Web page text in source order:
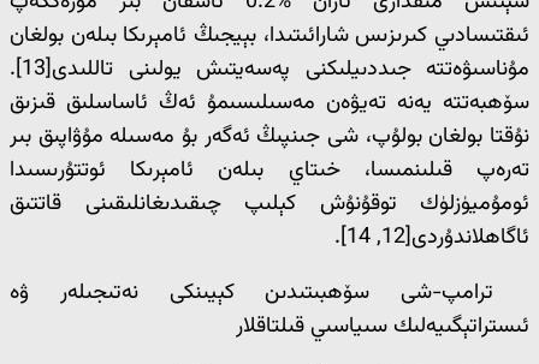
ئىقتىسادىي كىرىزىس شارائىتىدا، بېيجىڭ ئامېرىكا بىلەن بولغان
مۇناسىۋەتتە جىددىيلىكنى پەسەيتىش يولىنى تاللىدى[13].
سۆھبەتتە يەنە تەيۋەن مەسىلىسىمۇ ئەڭ ئاساسلىق قىزىق
نۇقتا بولغان بولۇپ، شى جىنپىڭ ئەگەر بۇ مەسىلە مۇۋاپىق بىر
تەرەپ قىلىنمىسا، خىتاي بىلەن ئامېرىكا ئوتتۇرىسىدا
ئومۇميۈزلۈك توقۇنۇش كېلىپ چىقىدىغانلىقىنى قاتتىق
ئاگاھلاندۇردى[12, 14].
ترامپ-شى سۆھبىتىدىن كېيىنكى نەتىجىلەر ۋە
ئىستراتېگىيەلىك سىياسىي قىلتاقلار